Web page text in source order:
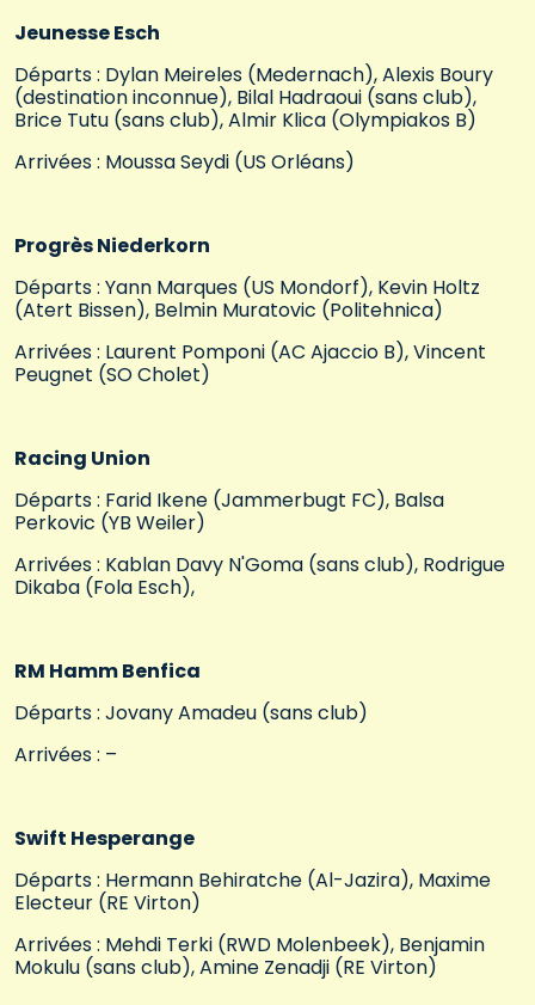
Jeunesse Esch
Départs : Dylan Meireles (Medernach), Alexis Boury
(destination inconnue), Bilal Hadraoui (sans club),
Brice Tutu (sans club), Almir Klica (Olympiakos B)
Arrivées : Moussa Seydi (US Orléans)
Progrès Niederkorn
Départs : Yann Marques (US Mondorf), Kevin Holtz
(Atert Bissen), Belmin Muratovic (Politehnica)
Arrivées : Laurent Pomponi (AC Ajaccio B), Vincent
Peugnet (SO Cholet)
Racing Union
Départs : Farid Ikene (Jammerbugt FC), Balsa
Perkovic (YB Weiler)
Arrivées : Kablan Davy N'Goma (sans club), Rodrigue
Dikaba (Fola Esch),
RM Hamm Benfica
Départs : Jovany Amadeu (sans club)
Arrivées : –
Swift Hesperange
Départs : Hermann Behiratche (Al-Jazira), Maxime
Electeur (RE Virton)
Arrivées : Mehdi Terki (RWD Molenbeek), Benjamin
Mokulu (sans club), Amine Zenadji (RE Virton)